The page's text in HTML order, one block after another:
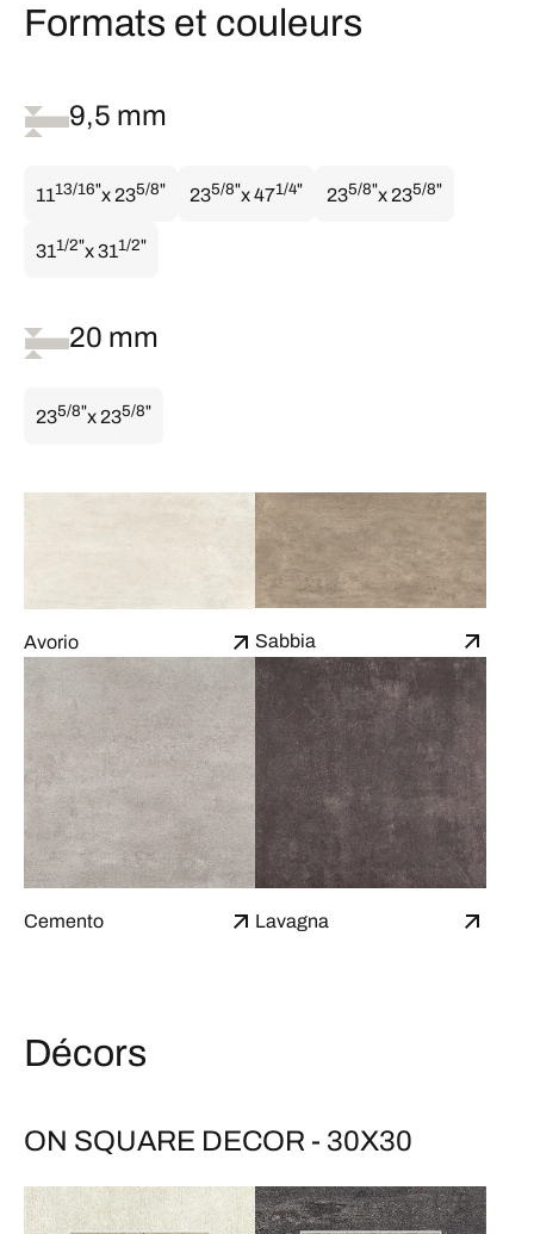
Formats et couleurs
9,5 mm
1113/16"x 235/8" 235/8"x 471/4" 235/8"x 235/8"
311/2"x 311/2"
20 mm
235/8"x 235/8"
Avorio Sabbia
Cemento Lavagna
Décors
ON SQUARE DECOR - 30X30